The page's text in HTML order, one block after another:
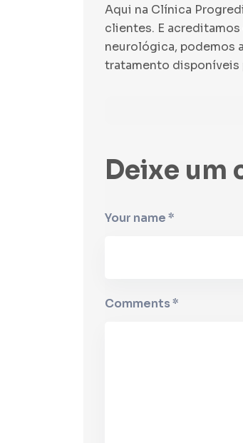
Aqui na Clínica
clientes. E
neurológica, podemos
tratamento disponíveis
Deixe um
Your name *
Comments *